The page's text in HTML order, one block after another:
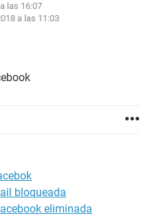
las 16:07
a las 11:03
bloqueada
eliminada